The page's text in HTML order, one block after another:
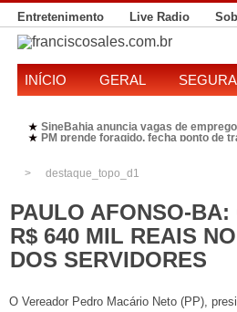
Entretenimento Live Radio
INÍCIO GERAL
★ SineBahia anuncia vagas de
★ PM prende foragido, fecha ponto de
destaque_topo_d1
PAULO AFONSO-
R$ 640 MIL REAIS
DOS SERVIDORES
O Vereador Pedro Macário Neto (PP),